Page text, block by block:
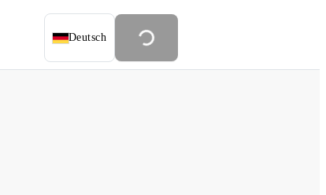
Deutsch